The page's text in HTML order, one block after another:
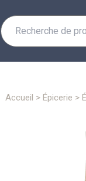
Recherche
pour :
accueil > épicerie >